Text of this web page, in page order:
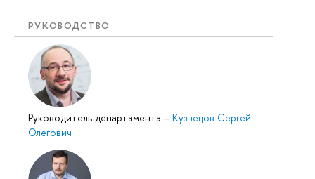
РУКОВОДСТВО
Руководитель департамента – Кузнецов Сергей
Олегович